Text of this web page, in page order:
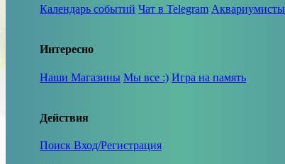
Календарь событий Чат в Telegram Аквариумисты
Интересно
Наши Магазины Мы все :) Игра на память
Действия
Поиск Вход/Регистрация